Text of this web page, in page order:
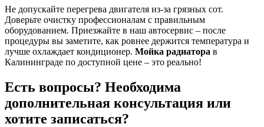
Не допускайте перегрева двигателя из-за грязных сот.
Доверьте очистку профессионалам с правильным
оборудованием. Приезжайте в наш автосервис – после
процедуры вы заметите, как ровнее держится температура и
лучше охлаждает кондиционер. Мойка радиатора в
Калининграде по доступной цене – это реально!
Есть вопросы? Необходима
дополнительная консультация или
хотите записаться?